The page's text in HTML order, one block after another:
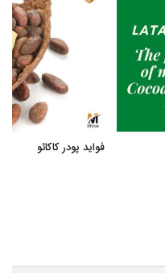
فواید پودر کاکائو